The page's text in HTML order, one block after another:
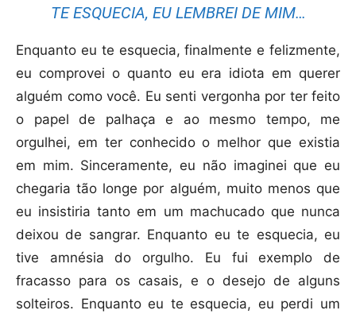
TE ESQUECIA, EU LEMBREI DE MIM…
Enquanto eu te esquecia, finalmente e felizmente,
eu comprovei o quanto eu era idiota em querer
alguém como você. Eu senti vergonha por ter feito
o papel de palhaça e ao mesmo tempo, me
orgulhei, em ter conhecido o melhor que existia
em mim. Sinceramente, eu não imaginei que eu
chegaria tão longe por alguém, muito menos que
eu insistiria tanto em um machucado que nunca
deixou de sangrar. Enquanto eu te esquecia, eu
tive amnésia do orgulho. Eu fui exemplo de
fracasso para os casais, e o desejo de alguns
solteiros. Enquanto eu te esquecia, eu perdi um